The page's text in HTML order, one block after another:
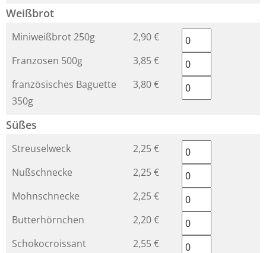
Weißbrot
Miniweißbrot 250g
2,90 €
Franzosen 500g
3,85 €
französisches Baguette
350g
3,80 €
Süßes
Streuselweck
2,25 €
Nußschnecke
2,25 €
Mohnschnecke
2,25 €
Butterhörnchen
2,20 €
Schokocroissant
2,55 €